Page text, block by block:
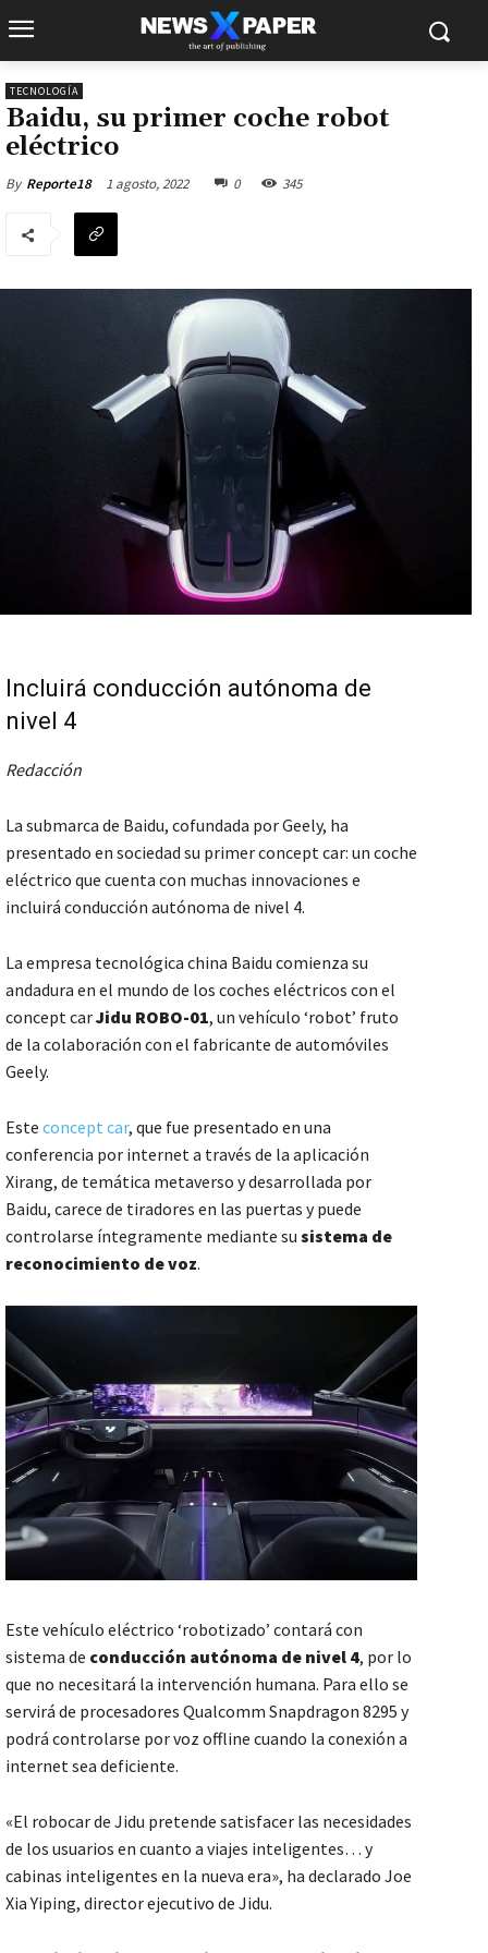
TECNOLOGÍA
Baidu, su primer coche robot
eléctrico
By Reporte18 1 agosto, 2022 0 345
Incluirá conducción autónoma de
nivel 4
Redacción
La submarca de Baidu, cofundada por Geely, ha
presentado en sociedad su primer concept car: un coche
eléctrico que cuenta con muchas innovaciones e
incluirá conducción autónoma de nivel 4.
La empresa tecnológica china Baidu comienza su
andadura en el mundo de los coches eléctricos con el
concept carJidu ROBO-01, un vehículo ‘robot’ fruto
de la colaboración con el fabricante de automóviles
Geely.
Este concept car, que fue presentado en una
conferencia por internet a través de la aplicación
Xirang, de temática metaverso y desarrollada por
Baidu, carece de tiradores en las puertas y puede
controlarse íntegramente mediante su sistema de
reconocimiento de voz.
Este vehículo eléctrico ‘robotizado’ contará con
sistema de conducción autónoma de nivel 4, por lo
que no necesitará la intervención humana. Para ello se
servirá de procesadores Qualcomm Snapdragon 8295 y
podrá controlarse por voz offline cuando la conexión a
internet sea deficiente.
«El robocar de Jidu pretende satisfacer las necesidades
de los usuarios en cuanto a viajes inteligentes… y
cabinas inteligentes en la nueva era», ha declarado Joe
Xia Yiping, director ejecutivo de Jidu.